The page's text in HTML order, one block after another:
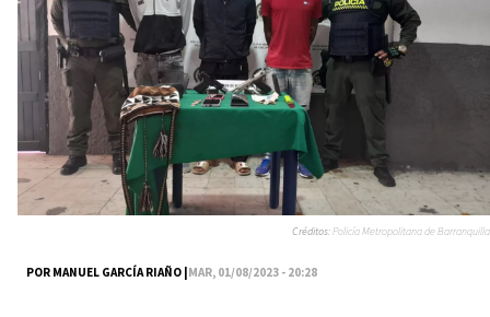
POR MANUEL GARCÍA RIAÑO |MAR, 01/08/2023 - 20:28
Créditos:Policía Metropolitana de Barranquilla